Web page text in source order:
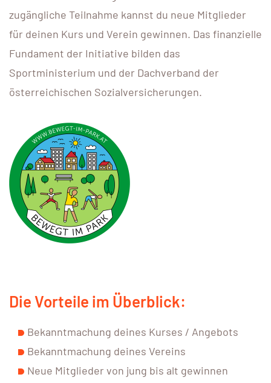
zugängliche Teilnahme kannst du neue Mitglieder
für deinen Kurs und Verein gewinnen. Das finanzielle
Fundament der Initiative bilden das
Sportministerium und der Dachverband der
österreichischen Sozialversicherungen.
Die Vorteile im Überblick:
Bekanntmachung deines Kurses / Angebots
Bekanntmachung deines Vereins
Neue Mitglieder von jung bis alt gewinnen